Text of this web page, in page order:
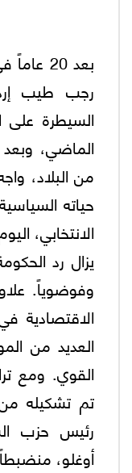
بعد 20
رجب طيب
السيطرة على
الماضي،
من البلاد،
حياته
الانتخابي،
يزال رد
وفوضوياً.
العديد من
القوي. ومع
تم تشكيله
أوغلو،